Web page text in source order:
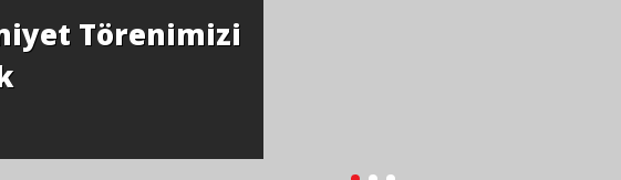
Çocuk Gelişimi Bölümümüzün
Akreditasyonu Hk.